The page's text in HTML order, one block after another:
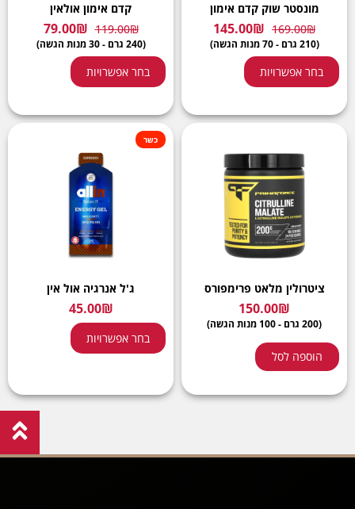
מונסטר שוק קדם אימון
169.00₪
145.00₪
(210 גרם - 70 מנות הגשה)
בחר אפשרויות
קדם אימון אולאין
119.00₪
79.00₪
(240 גרם - 30 מנות הגשה)
בחר אפשרויות
ציטרולין מלאט פרימפורס
150.00₪
(200 גרם - 100 מנות הגשה)
הוספה לסל
כשר
ג'ל אנרגיה אול אין
45.00₪
בחר אפשרויות